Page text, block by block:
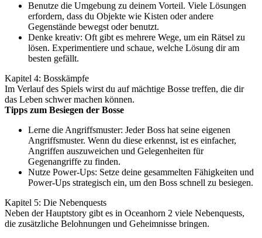
Benutze die Umgebung zu deinem Vorteil. Viele Lösungen
erfordern, dass du Objekte wie Kisten oder andere
Gegenstände bewegst oder benutzt.
Denke kreativ: Oft gibt es mehrere Wege, um ein Rätsel zu
lösen. Experimentiere und schaue, welche Lösung dir am
besten gefällt.
Kapitel 4: Bosskämpfe
Im Verlauf des Spiels wirst du auf mächtige Bosse treffen, die dir
das Leben schwer machen können.
Tipps zum Besiegen der Bosse
Lerne die Angriffsmuster: Jeder Boss hat seine eigenen
Angriffsmuster. Wenn du diese erkennst, ist es einfacher,
Angriffen auszuweichen und Gelegenheiten für
Gegenangriffe zu finden.
Nutze Power-Ups: Setze deine gesammelten Fähigkeiten und
Power-Ups strategisch ein, um den Boss schnell zu besiegen.
Kapitel 5: Die Nebenquests
Neben der Hauptstory gibt es in Oceanhorn 2 viele Nebenquests,
die zusätzliche Belohnungen und Geheimnisse bringen.